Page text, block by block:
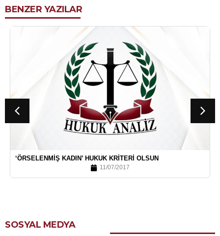
BENZER YAZILAR
‘ÖRSELENMIŞ KADIN’ HUKUK KRITERI OLSUN
11/07/2017
SOSYAL MEDYA